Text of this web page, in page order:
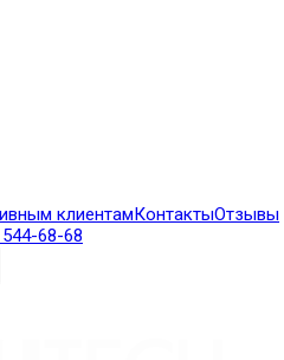
клиентамКонтактыОтзывы
68-68